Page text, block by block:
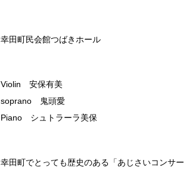
幸田町民会館つばきホール
Violin 安保有美
soprano 鬼頭愛
Piano シュトラーラ美保
幸田町でとっても歴史のある「あじさいコンサー